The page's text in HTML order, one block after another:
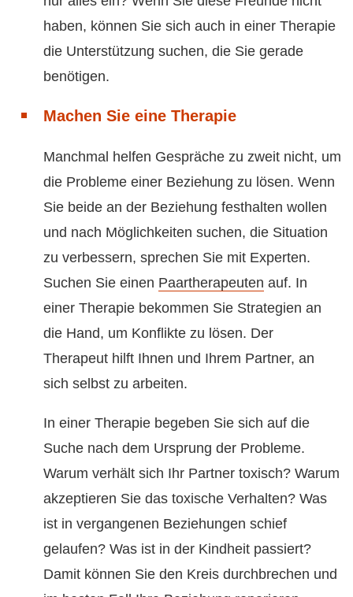
haben, können Sie sich auch in einer Therapie
die Unterstützung suchen, die Sie gerade
benötigen.
Machen Sie eine Therapie
Manchmal helfen Gespräche zu zweit nicht, um
die Probleme einer Beziehung zu lösen. Wenn
Sie beide an der Beziehung festhalten wollen
und nach Möglichkeiten suchen, die Situation
zu verbessern, sprechen Sie mit Experten.
Suchen Sie einen Paartherapeuten auf. In
einer Therapie bekommen Sie Strategien an
die Hand, um Konflikte zu lösen. Der
Therapeut hilft Ihnen und Ihrem Partner, an
sich selbst zu arbeiten.
In einer Therapie begeben Sie sich auf die
Suche nach dem Ursprung der Probleme.
Warum verhält sich Ihr Partner toxisch? Warum
akzeptieren Sie das toxische Verhalten? Was
ist in vergangenen Beziehungen schief
gelaufen? Was ist in der Kindheit passiert?
Damit können Sie den Kreis durchbrechen und